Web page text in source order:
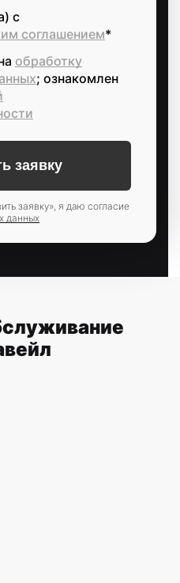
с
соглашением*
обработку
; ознакомлен
заявку», я даю согласие
данных